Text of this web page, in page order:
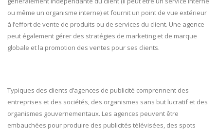
ou même un organisme interne) et fournit un point de vue extérieur
à l’effort de vente de produits ou de services du client. Une agence
peut également gérer des stratégies de marketing et de marque
globale et la promotion des ventes pour ses clients.
Typiques des clients d’agences de publicité comprennent des
entreprises et des sociétés, des organismes sans but lucratif et des
organismes gouvernementaux. Les agences peuvent être
embauchées pour produire des publicités télévisées, des spots